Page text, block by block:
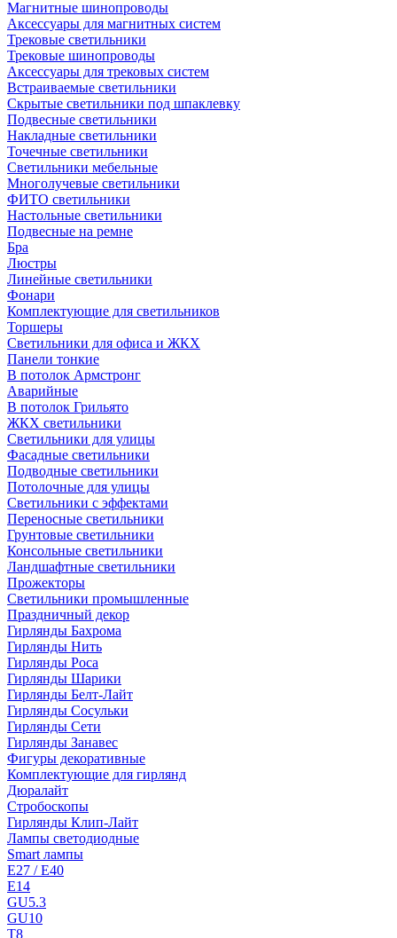
Магнитные шинопроводы
Аксессуары для магнитных систем
Трековые светильники
Трековые шинопроводы
Аксессуары для трековых систем
Встраиваемые светильники
Скрытые светильники под шпаклевку
Подвесные светильники
Накладные светильники
Точечные светильники
Светильники мебельные
Многолучевые светильники
ФИТО светильники
Настольные светильники
Подвесные на ремне
Бра
Люстры
Линейные светильники
Фонари
Комплектующие для светильников
Торшеры
Светильники для офиса и ЖКХ
Панели тонкие
В потолок Армстронг
Аварийные
В потолок Грильято
ЖКХ светильники
Светильники для улицы
Фасадные светильники
Подводные светильники
Потолочные для улицы
Светильники с эффектами
Переносные светильники
Грунтовые светильники
Консольные светильники
Ландшафтные светильники
Прожекторы
Светильники промышленные
Праздничный декор
Гирлянды Бахрома
Гирлянды Нить
Гирлянды Роса
Гирлянды Шарики
Гирлянды Белт-Лайт
Гирлянды Сосульки
Гирлянды Сети
Гирлянды Занавес
Фигуры декоративные
Комплектующие для гирлянд
Дюралайт
Стробоскопы
Гирлянды Клип-Лайт
Лампы светодиодные
Smart лампы
E27 / E40
E14
GU5.3
GU10
T8